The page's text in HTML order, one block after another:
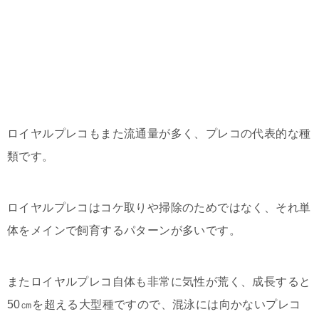
ロイヤルプレコもまた流通量が多く、プレコの代表的な種
類です。
ロイヤルプレコはコケ取りや掃除のためではなく、それ単
体をメインで飼育するパターンが多いです。
またロイヤルプレコ自体も非常に気性が荒く、成長すると
50㎝を超える大型種ですので、混泳には向かないプレコ